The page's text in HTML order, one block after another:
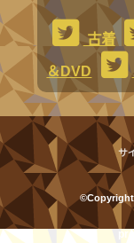
古着
＆DVD
サ